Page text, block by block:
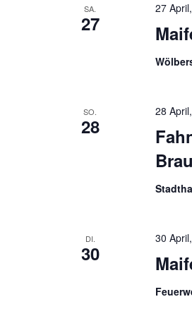
SA.
27
27
SO.
28
28
DI.
30
30